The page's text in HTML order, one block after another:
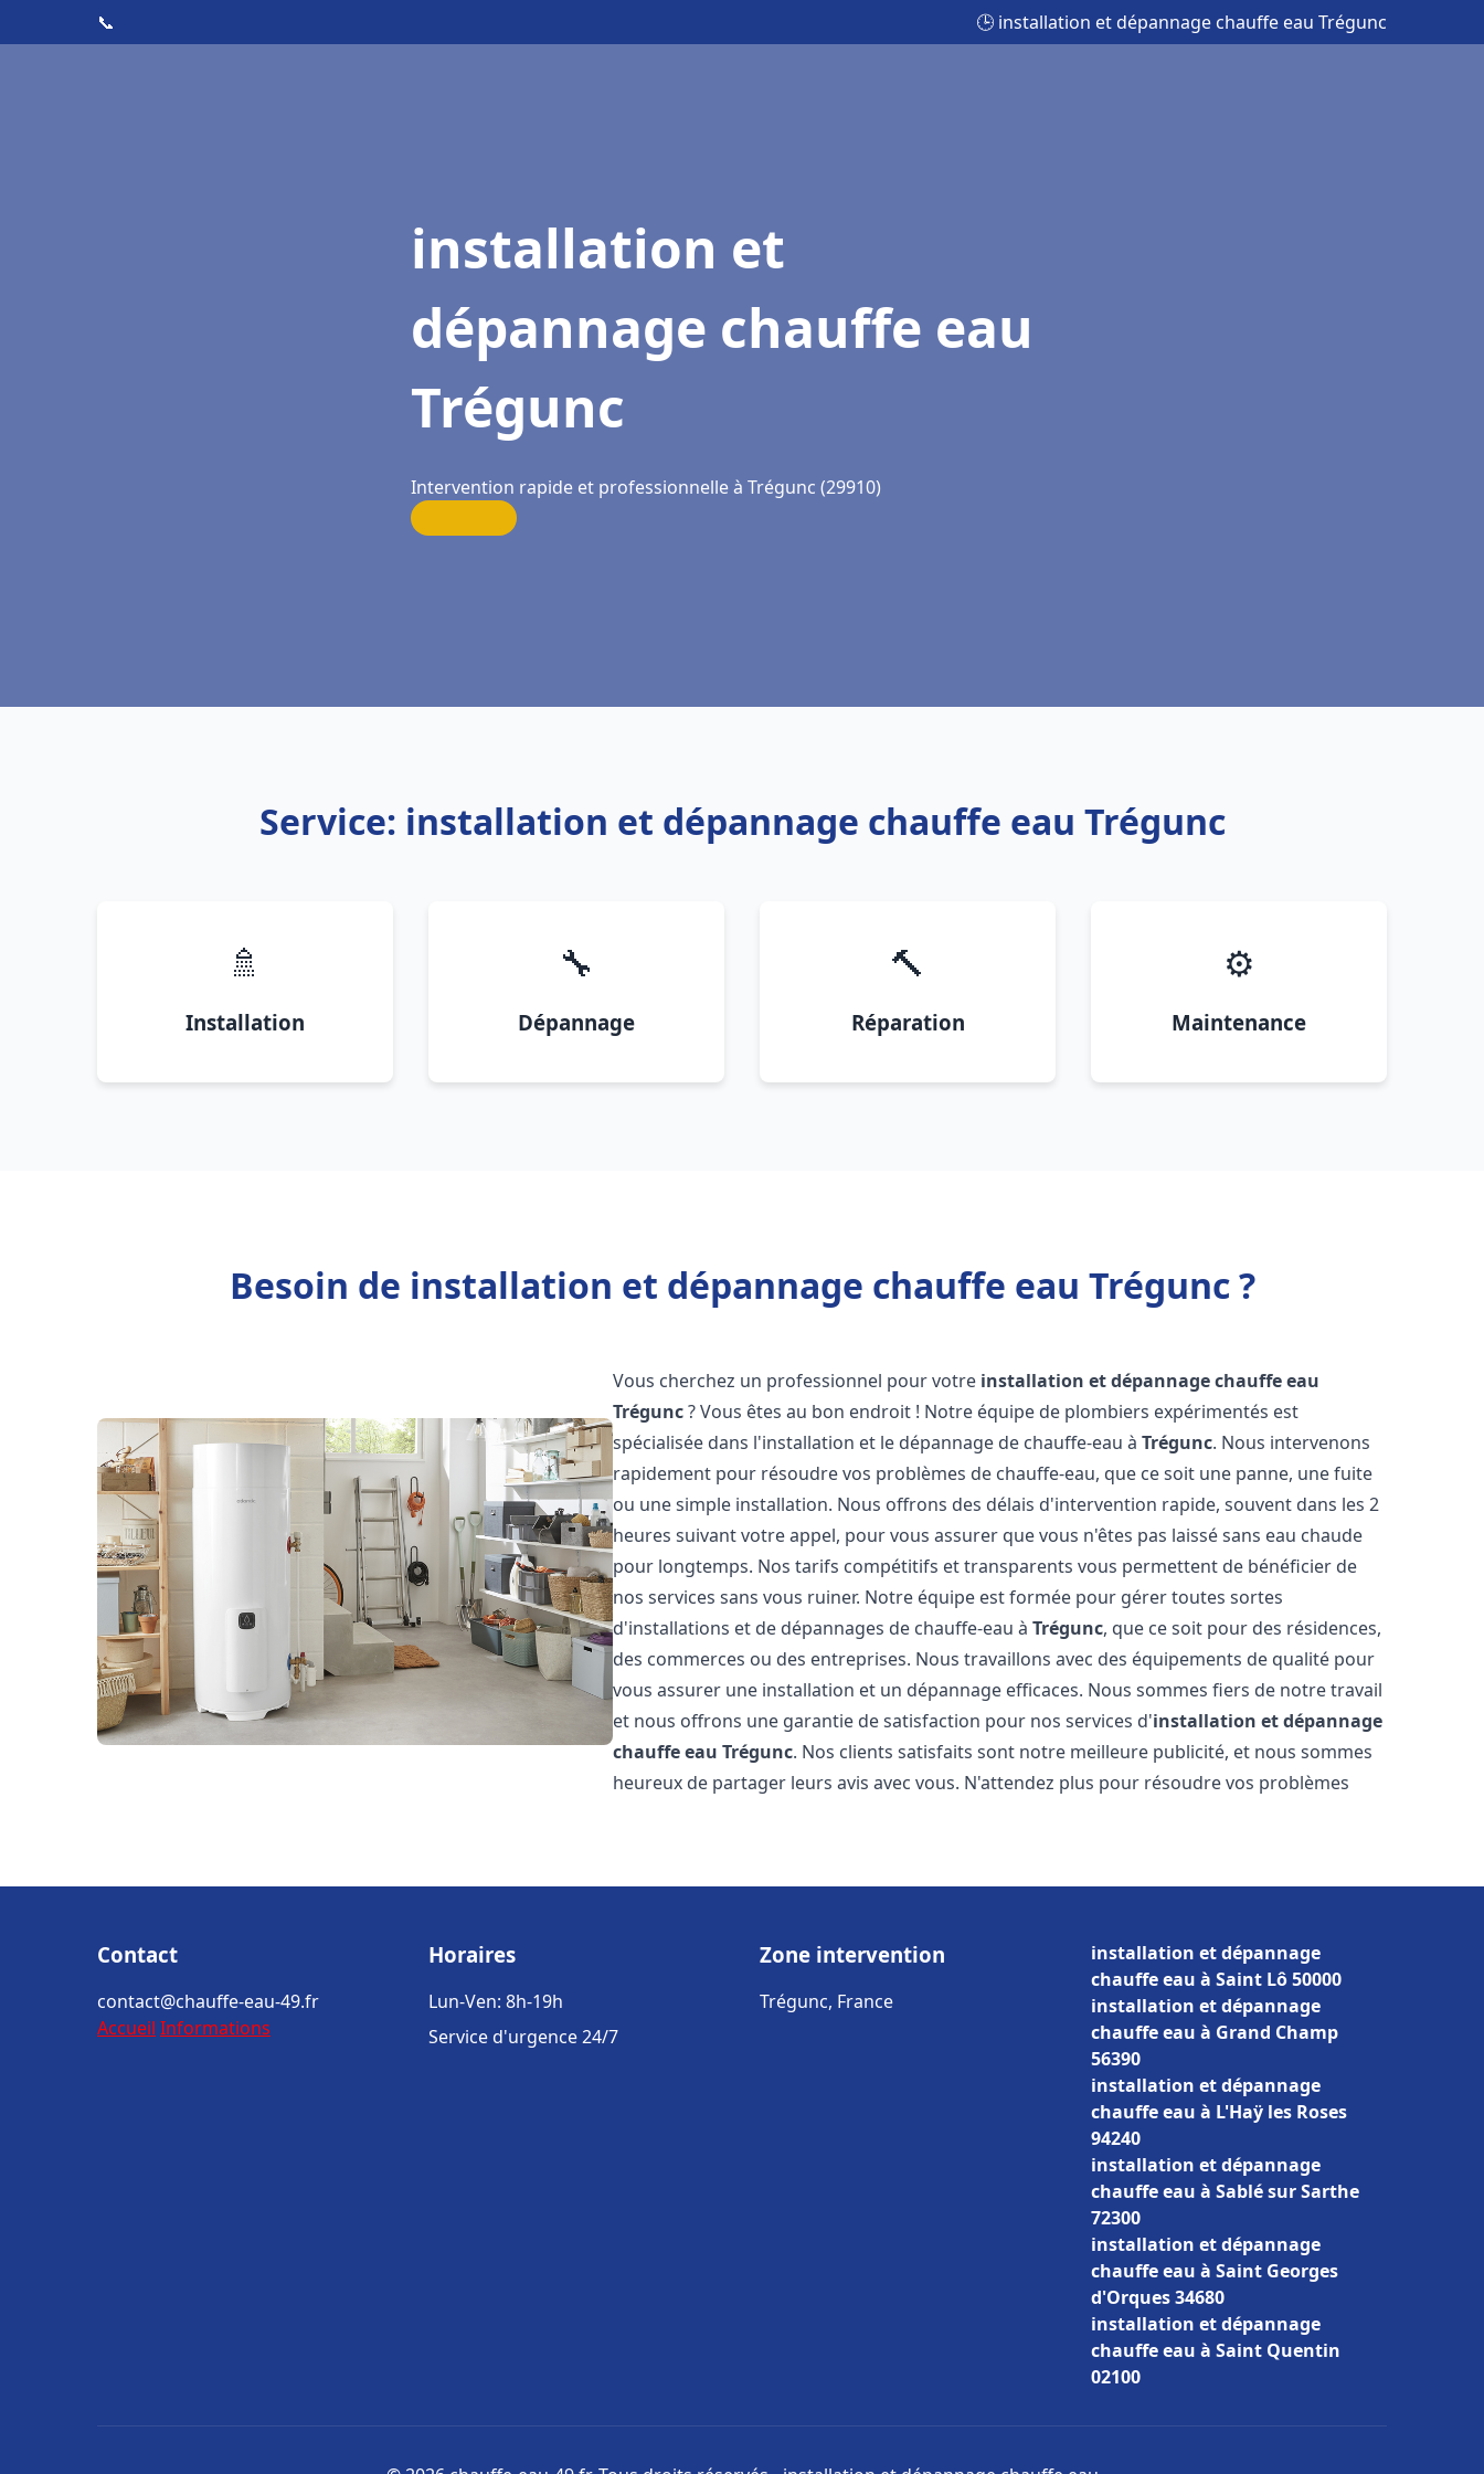
📞 🕒 installation et dépannage chauffe eau Trégunc
installation et
dépannage chauffe eau
Trégunc
Intervention rapide et professionnelle à Trégunc (29910)
Service: installation et dépannage chauffe eau Trégunc
🚿
Installation
🔧
Dépannage
🔨
Réparation
⚙️
Maintenance
Besoin de installation et dépannage chauffe eau Trégunc ?
Vous cherchez un professionnel pour votre installation et dépannage chauffe eau
Trégunc? Vous êtes au bon endroit ! Notre équipe de plombiers expérimentés est
spécialisée dans l'installation et le dépannage de chauffe-eau àTrégunc. Nous intervenons
rapidement pour résoudre vos problèmes de chauffe-eau, que ce soit une panne, une fuite
ou une simple installation. Nous offrons des délais d'intervention rapide, souvent dans les 2
heures suivant votre appel, pour vous assurer que vous n'êtes pas laissé sans eau chaude
pour longtemps. Nos tarifs compétitifs et transparents vous permettent de bénéficier de
nos services sans vous ruiner. Notre équipe est formée pour gérer toutes sortes
d'installations et de dépannages de chauffe-eau àTrégunc, que ce soit pour des résidences,
des commerces ou des entreprises. Nous travaillons avec des équipements de qualité pour
vous assurer une installation et un dépannage efficaces. Nous sommes fiers de notre travail
et nous offrons une garantie de satisfaction pour nos services d'installation et dépannage
chauffe eau Trégunc. Nos clients satisfaits sont notre meilleure publicité, et nous sommes
heureux de partager leurs avis avec vous. N'attendez plus pour résoudre vos problèmes
Contact
contact@chauffe-eau-49.fr
Accueil Informations
Horaires
Lun-Ven: 8h-19h
Service d'urgence 24/7
Zone intervention
Trégunc, France
installation et dépannage
chauffe eau à Saint Lô 50000
installation et dépannage
chauffe eau à Grand Champ
56390
installation et dépannage
chauffe eau à L'Haÿ les Roses
94240
installation et dépannage
chauffe eau à Sablé sur Sarthe
72300
installation et dépannage
chauffe eau à Saint Georges
d'Orques 34680
installation et dépannage
chauffe eau à Saint Quentin
02100